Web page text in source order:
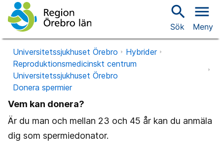
search
Sök
menu
Meny
Universitetssjukhuset Örebro
Hybrider
Reproduktionsmedicinskt centrum
Universitetssjukhuset Örebro
Donera spermier
Vem kan donera?
Är du man och mellan 23 och 45 år kan du anmäla
dig som spermiedonator.